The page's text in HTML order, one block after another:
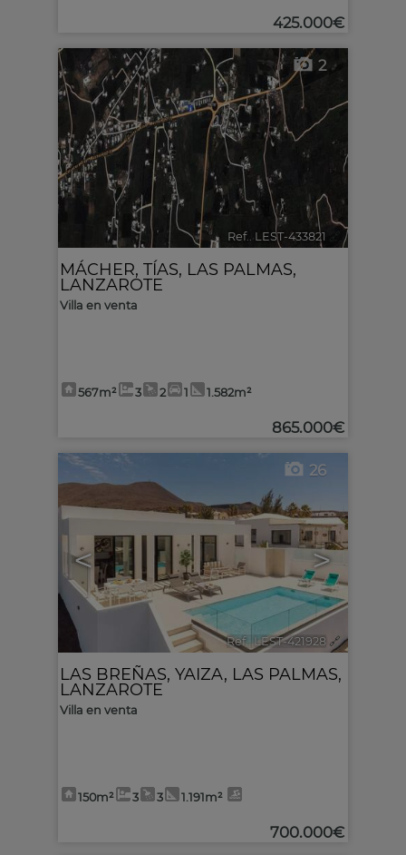
425.000€
2
Ref.. LEST-433821
MÁCHER, TÍAS, LAS PALMAS,
LANZAROTE
Villa en venta
567m² 3 2 1 1.582m²
865.000€
< >
26
Ref.. LEST-421928 🔗
LAS BREÑAS, YAIZA, LAS PALMAS,
LANZAROTE
Villa en venta
150m² 3 3 1.191m²
700.000€